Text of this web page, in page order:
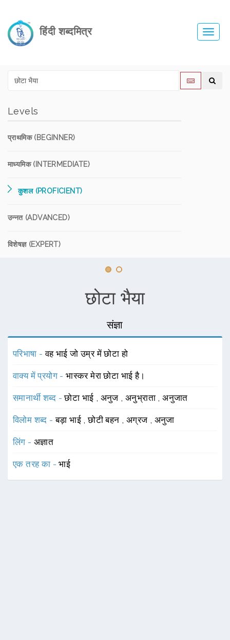
हिंदी शब्दमित्र
Levels
प्राथमिक (BEGINNER)
माध्यमिक (INTERMEDIATE)
कुशल (PROFICIENT)
उन्नत (ADVANCED)
विशेषज्ञ (EXPERT)
छोटा भैया
संज्ञा
परिभाषा -वह भाई जो उम्र में छोटा हो
वाक्य में प्रयोग -भास्कर मेरा छोटा भाई है।
समानार्थी शब्द -छोटा भाई , अनुज ,अनुभ्राता ,अनुजात
विलोम शब्द -बड़ा भाई ,छोटी बहन , अग्रज , अनुजा
लिंग - अज्ञात
एक तरह का -भाई